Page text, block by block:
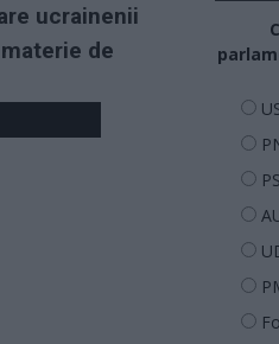
ucrainenii
de